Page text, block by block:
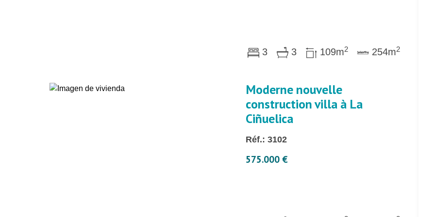
3 3 109m2 254m2
Moderne nouvelle
construction villa à La
Ciñuelica
Réf.: 3102
575.000 €